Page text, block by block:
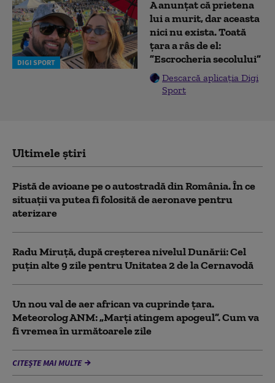
DIGI SPORT
A anunțat că prietena
lui a murit, dar aceasta
nici nu exista. Toată
țara a râs de el:
”Escrocheria secolului”
Descarcă aplicația Digi
Sport
Ultimele știri
Pistă de avioane pe o autostradă din România. În ce
situații va putea fi folosită de aeronave pentru
aterizare
Radu Miruță, după creșterea nivelul Dunării: Cel
puțin alte 9 zile pentru Unitatea 2 de la Cernavodă
Un nou val de aer african va cuprinde țara.
Meteorolog ANM: „Marți atingem apogeul”. Cum va
fi vremea în următoarele zile
CITEȘTE MAI MULTE